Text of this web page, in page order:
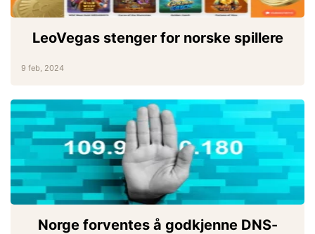
LeoVegas stenger for norske spillere
9 feb, 2024
Norge forventes å godkjenne DNS-